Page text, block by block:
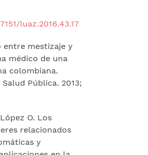
luaz.2016.43.17
entre mestizaje y
médico de una
colombiana.
Pública. 2013;
O. Los
relacionados
y